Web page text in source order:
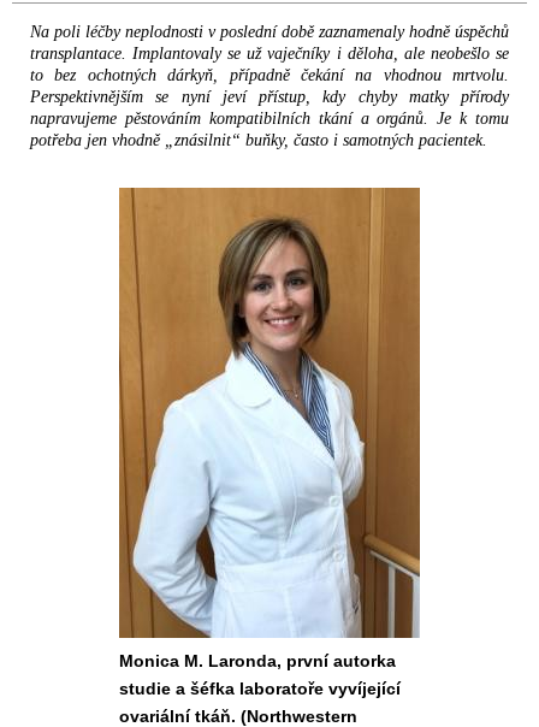
Na poli léčby neplodnosti v poslední době zaznamenaly hodně úspěchů
transplantace. Implantovaly se už vaječníky i děloha, ale neobešlo se
to bez ochotných dárkyň, případně čekání na vhodnou mrtvolu.
Perspektivnějším se nyní jeví přístup, kdy chyby matky přírody
napravujeme pěstováním kompatibilních tkání a orgánů. Je k tomu
potřeba jen vhodně „znásilnit“ buňky, často i samotných pacientek.
Monica M. Laronda, první autorka
studie a šéfka laboratoře vyvíjející
ovariální tkáň. (Northwestern